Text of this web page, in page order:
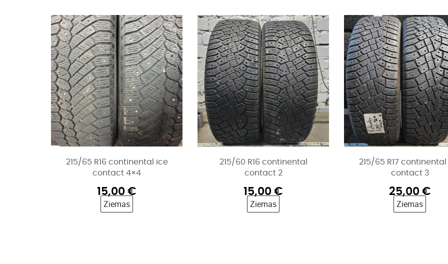
215/65 R16 continental ice
contact 4×4
15,00 €
Ziemas
215/60 R16 continental
contact 2
15,00 €
Ziemas
215/65 R17
contact 3
25,00 €
Ziemas